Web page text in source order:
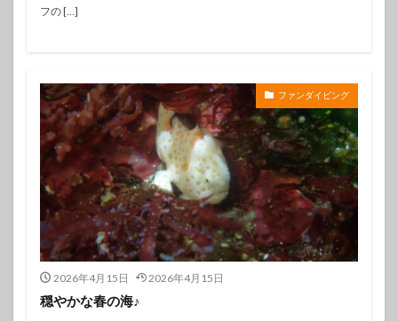
フの […]
ファンダイビング
2026年4月15日 2026年4月15日
穏やかな春の海♪